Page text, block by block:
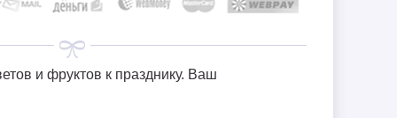
и фруктов к празднику. Ваш